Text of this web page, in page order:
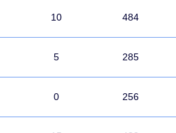
10 484
5 285
0 256